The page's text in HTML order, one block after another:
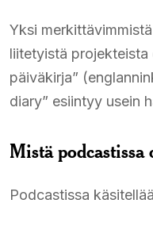
Yksi
liitetyistä projekteista
päiväkirja”
diary” esiintyy usein
Mistä podcastissa
Podcastissa